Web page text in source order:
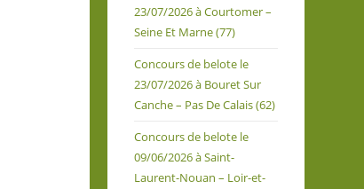
23/07/2026 à Courtomer –
Seine Et Marne (77)
Concours de belote le
23/07/2026 à Bouret Sur
Canche – Pas De Calais (62)
Concours de belote le
09/06/2026 à Saint-
Laurent-Nouan – Loir-et-